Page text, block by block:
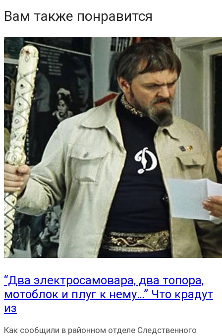
Вам также понравится
“Два электросамовара, два топора,
мотоблок и плуг к нему…” Что крадут
из
Как сообщили в районном отделе Следственного